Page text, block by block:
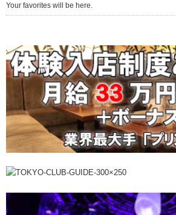
Your favorites will be here.